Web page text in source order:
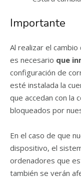
Importante
Al realizar el
es necesario que
configuración de
esté instalada la
que accedan con la
bloqueados por
En el caso de que
dispositivo, el
ordenadores que
también se verán